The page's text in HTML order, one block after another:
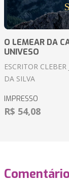
O LEMEAR DA
UNIVESO
ESCRITOR
DA SILVA
IMPRESSO
R$ 54,08